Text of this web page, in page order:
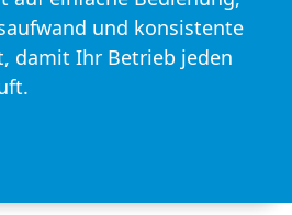
und konsistente
damit Ihr Betrieb jeden